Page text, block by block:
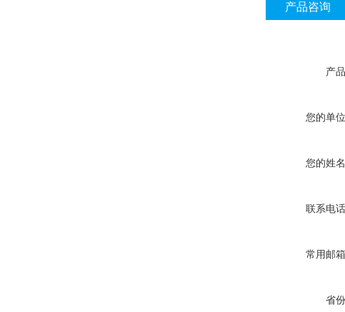
产品咨询
产品
您的单位
您的姓名
联系电话
常用邮箱
省份